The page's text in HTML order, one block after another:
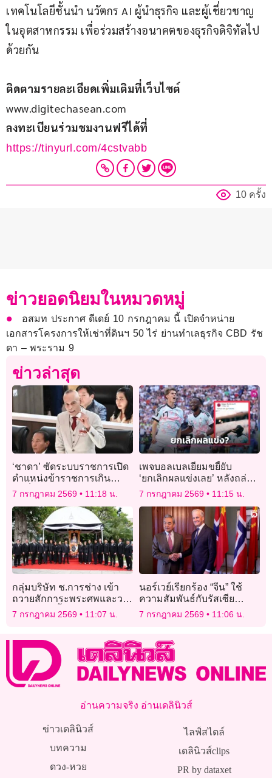
เทคโนโลยีชั้นนำ นวัตกร AI ผู้นำธุรกิจ และผู้เชี่ยวชาญ
ในอุตสาหกรรม เพื่อร่วมสร้างอนาคตของธุรกิจดิจิทัลไป
ด้วยกัน
ติดตามรายละเอียดเพิ่มเติมที่เว็บไซต์
www.digitechasean.com
ลงทะเบียนร่วมชมงานฟรีได้ที่
https://tinyurl.com/4cstvabb
10 ครั้ง
ข่าวยอดนิยมในหมวดหมู่
อสมท ประกาศ ดีเดย์ 10 กรกฎาคม นี้ เปิดจำหน่าย
เอกสารโครงการให้เช่าที่ดินฯ 50 ไร่ ย่านทำเลธุรกิจ CBD รัช
ดา – พระราม 9
ข่าวล่าสุด
‘ชาดา’ ซัดระบบราชการเปิด
ตำแหน่งข้าราชการเกิน
จำเป็น ทำงบฯ กำลังคนพุ่ง
กว้าล้านล้าน จี้ทบทวน
7 กรกฎาคม 2569 11:18 น.
เพจบอลเบลเยียมขยี้ยับ
‘ยกเลิกผลแข่งเลย’ หลังถล่ม
‘สหรัฐฯ’
7 กรกฎาคม 2569 11:15 น.
กลุ่มบริษัท ช.การช่าง เข้า
ถวายสักการะพระศพและวาง
พวงมาลาเบื้องหน้าพระรูป
สมเด็จพระเจ้าลูกเธอ เจ้าฟ้า
7 กรกฎาคม 2569 11:07 น.
นอร์เวย์เรียกร้อง “จีน” ใช้
ความสัมพันธ์กับรัสเซีย
เจรจายุติสงครามยูเครน
7 กรกฎาคม 2569 11:06 น.
อ่านความจริง อ่านเดลินิวส์
ข่าวเดลินิวส์
บทความ
ดวง-หวย
ไลฟ์สไตล์
เดลินิวส์clips
PR by dataxet